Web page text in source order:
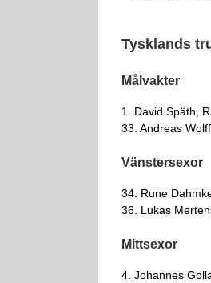
Tysklands
Målvakter
1. David Späth,
33. Andreas
Vänstersexor
34. Rune
36. Lukas
Mittsexor
4. Johannes